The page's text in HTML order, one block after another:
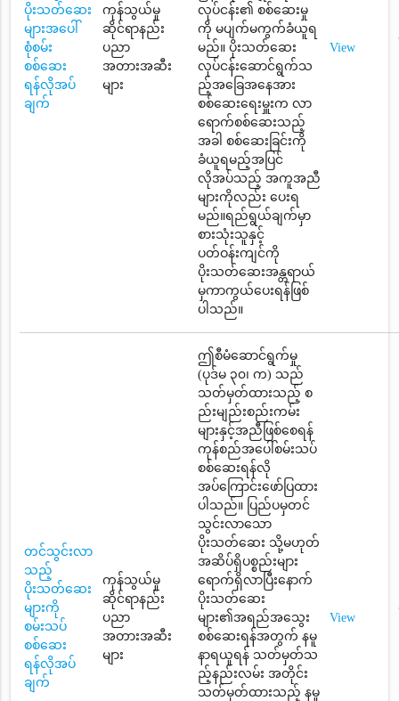
ပိုးသတ်ဆေး
များအပေါ်
စုံစမ်း
စစ်ဆေး
ရန်လိုအပ်
ချက်
ကုန်သွယ်မှု
ဆိုင်ရာနည်း
ပညာ
အတားအဆီး
များ
လုပ်ငန်း၏ စစ်ဆေးမှု
ကို မပျက်မကွက်ခံယူရ
မည်။ ပိုးသတ်ဆေး
လုပ်ငန်းဆောင်ရွက်သ
ည့်အခြေအနေအား
စစ်ဆေးရေးမှူးက လာ
ရောက်စစ်ဆေးသည့်
အခါ စစ်ဆေးခြင်းကို
ခံယူရမည့်အပြင်
လိုအပ်သည့် အကူအညီ
များကိုလည်း ပေးရ
မည်။ရည်ရွယ်ချက်မှာ
စားသုံးသူနှင့်
ပတ်ဝန်းကျင်ကို
ပိုးသတ်ဆေးအန္တရာယ်
မှကာကွယ်ပေးရန်ဖြစ်
ပါသည်။
View
တင်သွင်းလာ
သည့်
ပိုးသတ်ဆေး
များကို
စမ်းသပ်
စစ်ဆေး
ရန်လိုအပ်
ချက်
ကုန်သွယ်မှု
ဆိုင်ရာနည်း
ပညာ
အတားအဆီး
များ
ဤစီမံဆောင်ရွက်မှု
(ပုဒ်မ ၃၀၊ က) သည်
သတ်မှတ်ထားသည့် စ
ည်းမျည်းစည်းကမ်း
များနှင့်အညီဖြစ်စေရန်
ကုန်စည်အပေါ်စမ်းသပ်
စစ်ဆေးရန်လို
အပ်ကြောင်းဖော်ပြထား
ပါသည်။ ပြည်ပမှတင်
သွင်းလာသော
ပိုးသတ်ဆေး သို့မဟုတ်
အဆိပ်ရှိပစ္စည်းများ
ရောက်ရှိလာပြီးနောက်
ပိုးသတ်ဆေး
များ၏အရည်အသွေး
စစ်ဆေးရန်အတွက် နမူ
နာရယူရန် သတ်မှတ်သ
ည့်နည်းလမ်း အတိုင်း
သတ်မှတ်ထားသည့် နမူ
View